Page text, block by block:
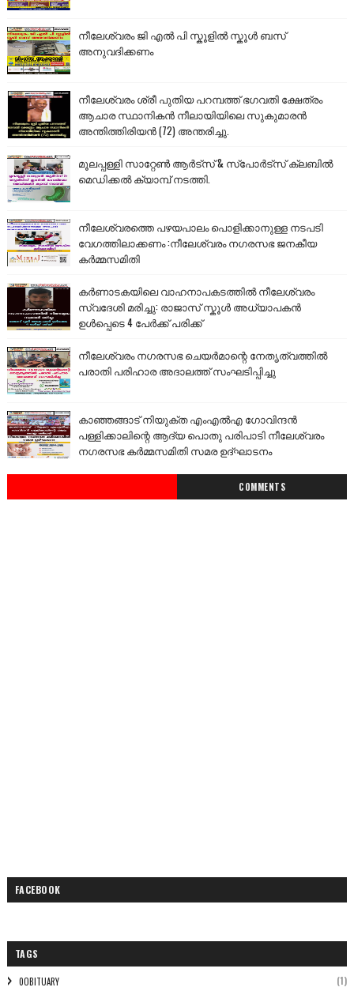
നീലേശ്വരം ജി എൽ പി സ്കൂളിൽ സ്കൂൾ ബസ്
അനുവദിക്കണം
നീലേശ്വരം ശ്രീ പുതിയ പറമ്പത്ത് ഭഗവതി ക്ഷേത്രം
ആചാര സ്ഥാനികൻ നീലായിയിലെ സുകുമാരൻ
അന്തിത്തിരിയൻ (72) അന്തരിച്ചു.
മൂലപ്പള്ളി സാറ്റേൺ ആർട്സ് & സ്പോർട്സ് ക്ലബിൽ
മെഡിക്കൽ ക്യാമ്പ് നടത്തി.
നീലേശ്വരത്തെ പഴയപാലം പൊളിക്കാനുള്ള നടപടി
വേഗത്തിലാക്കണം :നീലേശ്വരം നഗരസഭ ജനകീയ
കർമ്മസമിതി
കർണാടകയിലെ വാഹനാപകടത്തിൽ നീലേശ്വരം
സ്വദേശി മരിച്ചു: രാജാസ് സ്കൂൾ അധ്യാപകൻ
ഉൾപ്പെടെ 4 പേർക്ക് പരിക്ക്
നീലേശ്വരം നഗരസഭ ചെയർമാന്റെ നേതൃത്വത്തിൽ
പരാതി പരിഹാര അദാലത്ത് സംഘടിപ്പിച്ചു
കാഞ്ഞങ്ങാട് നിയുക്ത എംഎൽഎ ഗോവിന്ദൻ
പള്ളിക്കാലിന്റെ ആദ്യ പൊതു പരിപാടി നീലേശ്വരം
നഗരസഭ കർമ്മസമിതി സമര ഉദ്ഘാടനം
COMMENTS
FACEBOOK
TAGS
0OBITUARY (1)